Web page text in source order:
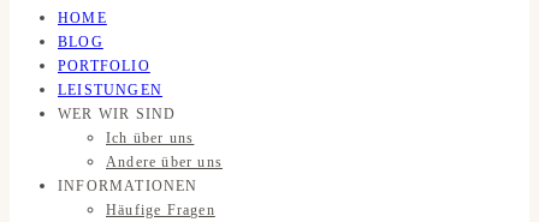
HOME
BLOG
PORTFOLIO
LEISTUNGEN
WER WIR SIND
Ich über uns
Andere über uns
INFORMATIONEN
Häufige Fragen